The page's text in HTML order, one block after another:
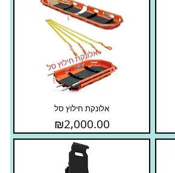
אלונקת חילוץ סל
Price
₪2,000.00